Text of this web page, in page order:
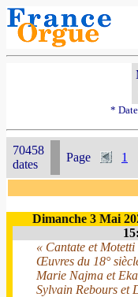
*
70458
dates
Page 1
Dimanche 3 Mai
« Cantate et Motetti
Œuvres du 18°
Marie Najma et
Sylvain Rebours et